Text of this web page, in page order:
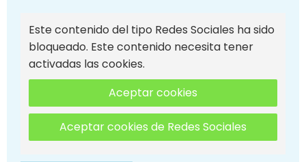
Este contenido del tipo Redes Sociales ha sido
bloqueado. Este contenido necesita tener
activadas las cookies.
Aceptar cookies
Aceptar cookies de Redes Sociales